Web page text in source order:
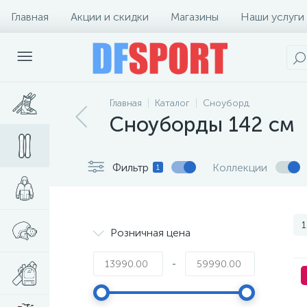
Главная Акции и скидки Магазины Наши услуги
Главная Каталог Сноуборд
Сноуборды 142 см
Фильтр 1 Коллекции
Розничная цена
-